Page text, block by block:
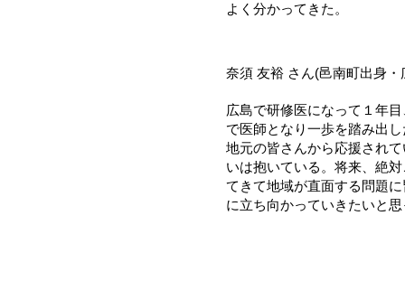
よく分かってきた。
奈須 友裕 さん(邑南町出身
広島で研修医になって１年
で医師となり一歩を踏み出
地元の皆さんから応援され
いは抱いている。将来、絶
てきて地域が直面する問題
に立ち向かっていきたいと